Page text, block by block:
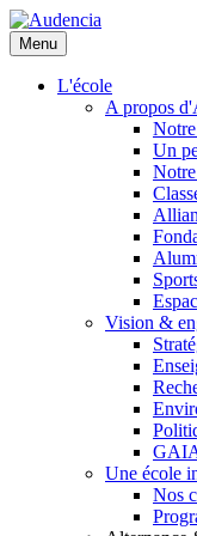
Aller
au
contenu
principal
Menu
L'école
A propos
Un
Vision &
Une école
Nos